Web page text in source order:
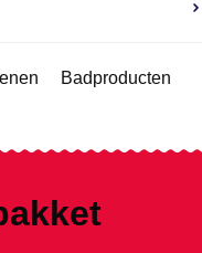
Badproducten